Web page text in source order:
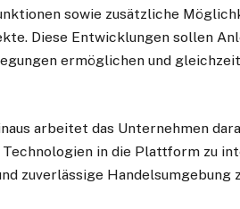
sowie zusätzliche
Diese Entwicklungen sollen
ermöglichen und
arbeitet das Unternehmen
Technologien in die Plattform zu
zuverlässige Handelsumgebung